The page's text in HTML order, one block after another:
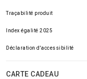
Traçabilité produit
Index égalité 2025
Déclaration d'accessibilité
CARTE CADEAU